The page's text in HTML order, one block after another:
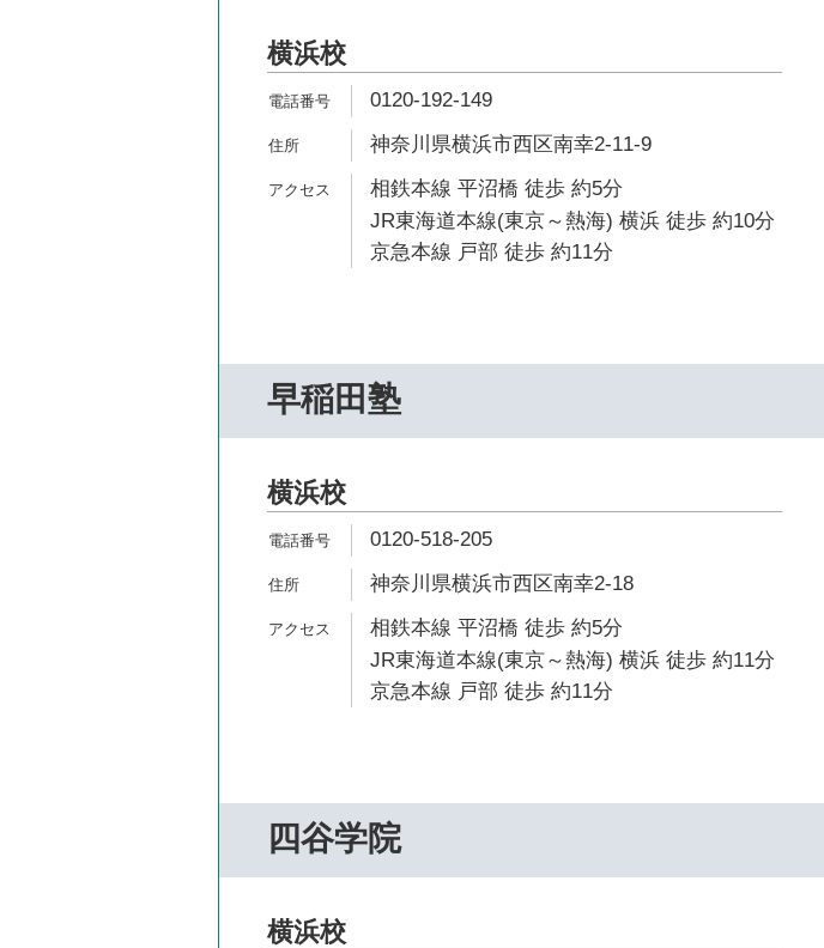
横浜校
0120-192-149
神奈川県横浜市西区南幸2-11-9
相鉄本線 平沼橋 徒歩 約5分
JR東海道本線(東京～熱海) 横浜 徒歩 約10分
京急本線 戸部 徒歩 約11分
早稲田塾
横浜校
0120-518-205
神奈川県横浜市西区南幸2-18
相鉄本線 平沼橋 徒歩 約5分
JR東海道本線(東京～熱海) 横浜 徒歩 約11分
京急本線 戸部 徒歩 約11分
四谷学院
横浜校